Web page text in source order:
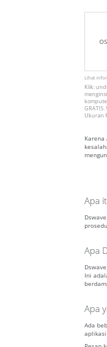
Lihat
Klik:
Ukuran
Apa
Apa
Ini
Apa
Ada